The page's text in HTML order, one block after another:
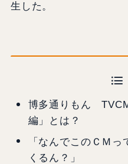
生した。
博多通りもん
編」とは？
「なんでこのＣＭ
くるん？」